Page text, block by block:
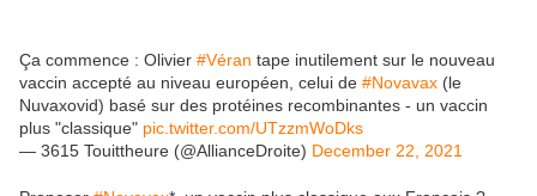
Ça commence : Olivier #Véran tape inutilement sur le nouveau
vaccin accepté au niveau européen, celui de #Novavax (le
Nuvaxovid) basé sur des protéines recombinantes - un vaccin
plus "classique" pic.twitter.com/UTzzmWoDks
— 3615 Touittheure (@AllianceDroite) December 22, 2021